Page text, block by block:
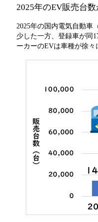
2025年のEV販売台
2025年の国内電気自動車
少した一方、登録車が同
ーカーのEVは車種が徐